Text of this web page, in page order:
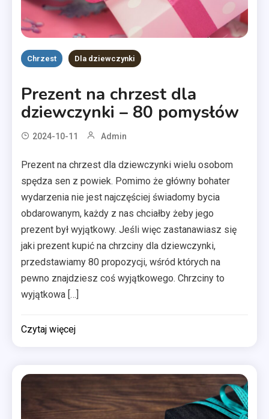
Chrzest Dla dziewczynki
Prezent na chrzest dla
dziewczynki – 80 pomysłów
2024-10-11 Admin
Prezent na chrzest dla dziewczynki wielu osobom
spędza sen z powiek. Pomimo że główny bohater
wydarzenia nie jest najczęściej świadomy bycia
obdarowanym, każdy z nas chciałby żeby jego
prezent był wyjątkowy. Jeśli więc zastanawiasz się
jaki prezent kupić na chrzciny dla dziewczynki,
przedstawiamy 80 propozycji, wśród których na
pewno znajdziesz coś wyjątkowego. Chrzciny to
wyjątkowa […]
Czytaj więcej